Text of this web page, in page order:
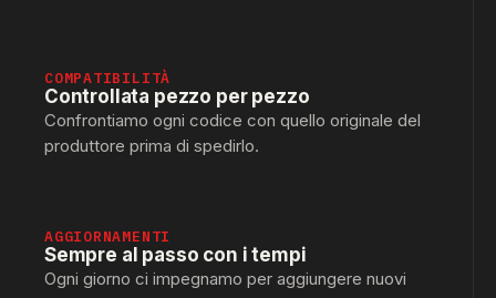
COMPATIBILITÀ
Controllata pezzo per pezzo
Confrontiamo ogni codice con quello originale del
produttore prima di spedirlo.
AGGIORNAMENTI
Sempre al passo con i tempi
Ogni giorno ci impegnamo per aggiungere nuovi